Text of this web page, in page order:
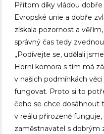
Přitom díky vládou
Evropské unie a dobře
získala pozornost a
správný čas tedy
„Podívejte se, udělali
Horní komora s tím má
v našich podmínkách
fungovat. Proto si to
čeho se chce dosáhnout
v reálu přirozeně
zaměstnavatel s dobrým